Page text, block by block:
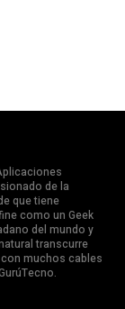
de la
que tiene
como un Geek
del mundo y
transcurre
muchos cables